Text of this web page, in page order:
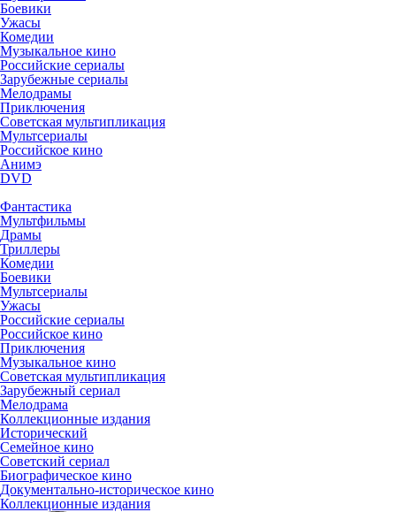
Боевики
Ужасы
Комедии
Музыкальное кино
Российские сериалы
Зарубежные сериалы
Мелодрамы
Приключения
Советская мультипликация
Мультсериалы
Российское кино
Анимэ
DVD
Фантастика
Мультфильмы
Драмы
Триллеры
Комедии
Боевики
Мультсериалы
Ужасы
Российские сериалы
Российское кино
Приключения
Музыкальное кино
Советская мультипликация
Зарубежный сериал
Мелодрама
Коллекционные издания
Исторический
Семейное кино
Советский сериал
Биографическое кино
Документально-историческое кино
Коллекционные издания